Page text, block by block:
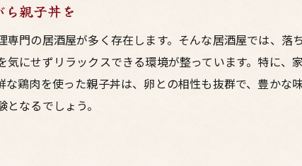
親子丼を
門の居酒屋が多く存在します。そんな居酒屋では、落
にせずリラックスできる環境が整っています。特に、
鶏肉を使った親子丼は、卵との相性も抜群で、豊かな
なるでしょう。